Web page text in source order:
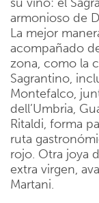
armonioso de
La mejor
acompañado
zona, como la
Sagrantino,
Montefalco,
dell’Umbria,
Ritaldi, forma
ruta
rojo. Otra joya
extra virgen,
Martani.